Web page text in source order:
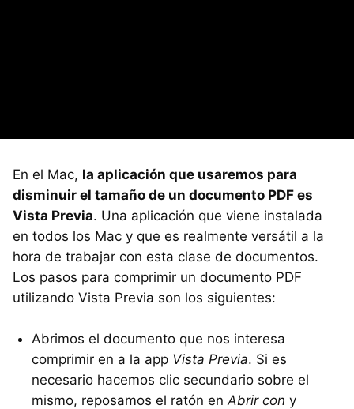
En el Mac, la aplicación que usaremos para
disminuir el tamaño de un documento PDF es
Vista Previa. Una aplicación que viene instalada
en todos los Mac y que es realmente versátil a la
hora de trabajar con esta clase de documentos.
Los pasos para comprimir un documento PDF
utilizando Vista Previa son los siguientes:
Abrimos el documento que nos interesa
comprimir en a la app Vista Previa. Si es
necesario hacemos clic secundario sobre el
mismo, reposamos el ratón enAbrir con y